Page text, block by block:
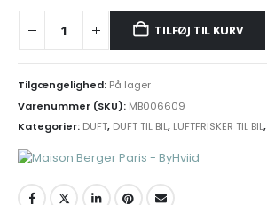
TILFØJ TIL KURV
Tilgængelighed: På lager
Varenummer (SKU): MB006609
Kategorier: DUFT, DUFT TIL BIL, LUFTFRISKER TIL BIL,